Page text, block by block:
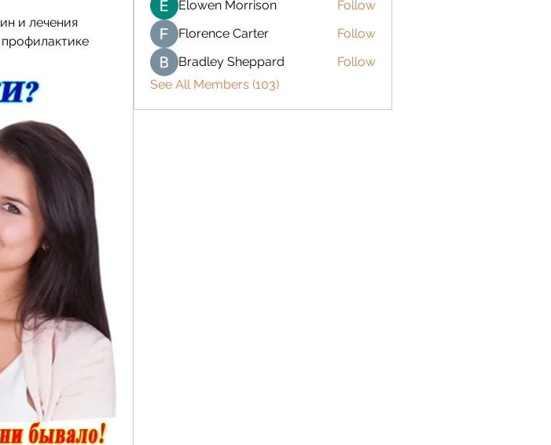
и лечения
Elowen Morrison
Follow
Florence Carter
Follow
Bradley Sheppard
Follow
See All Members (103)